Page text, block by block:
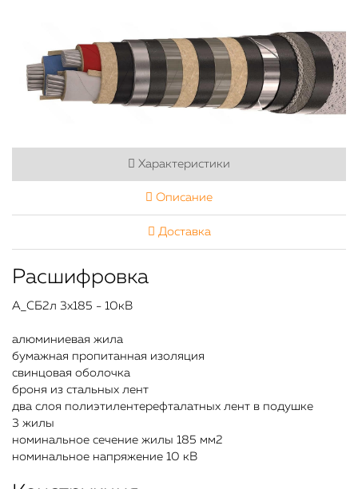
Характеристики
Описание
Доставка
Расшифровка
А_СБ2л 3х185 - 10кВ
алюминиевая жила
бумажная пропитанная изоляция
свинцовая оболочка
броня из стальных лент
два слоя полиэтилентерефталатных лент в подушке
3 жилы
номинальное сечение жилы 185 мм2
номинальное напряжение 10 кВ